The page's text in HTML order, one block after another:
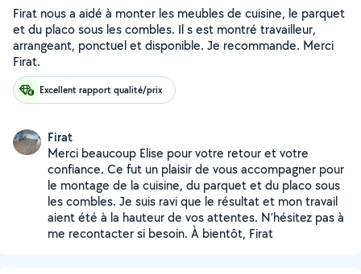
Firat nous a aidé à monter les meubles de cuisine, le parquet
et du placo sous les combles. Il s est montré travailleur,
arrangeant, ponctuel et disponible. Je recommande. Merci
Firat.
Excellent rapport qualité/prix
Firat
Merci beaucoup Elise pour votre retour et votre
confiance. Ce fut un plaisir de vous accompagner pour
le montage de la cuisine, du parquet et du placo sous
les combles. Je suis ravi que le résultat et mon travail
aient été à la hauteur de vos attentes. N’hésitez pas à
me recontacter si besoin. À bientôt, Firat